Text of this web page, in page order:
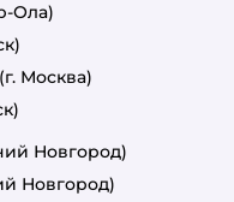
Ола)
(г. Москва)
Новгород)
Новгород)